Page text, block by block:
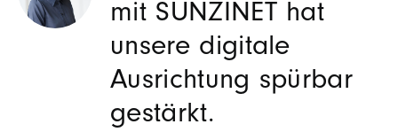
mit SUNZINET hat
unsere digitale
Ausrichtung spürbar
gestärkt.